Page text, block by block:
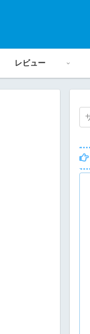
レビュー